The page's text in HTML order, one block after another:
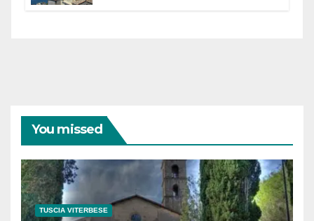
You missed
TUSCIA VITERBESE